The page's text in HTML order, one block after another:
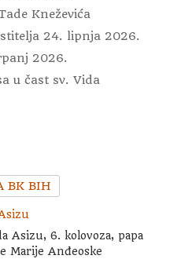
Kneževića
24. lipnja 2026.
2026.
u čast sv. Vida
BK BIH
Asizu, 6. kolovoza, papa
Marije Anđeoske